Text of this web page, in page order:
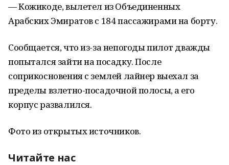
— Кожикоде, вылетел из Объединенных
Арабских Эмиратов с 184 пассажирами на борту.
Сообщается, что из-за непогоды пилот дважды
попытался зайти на посадку. После
соприкосновения с землей лайнер выехал за
пределы взлетно-посадочной полосы, а его
корпус развалился.
Фото из открытых источников.
Читайте нас